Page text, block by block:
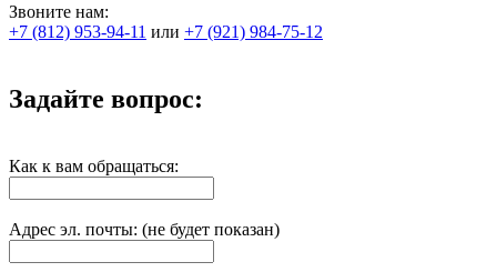
Звоните нам:
+7 (812) 953-94-11 или +7 (921) 984-75-12
Задайте вопрос:
Как к вам обращаться:
Адрес эл. почты: (не будет показан)